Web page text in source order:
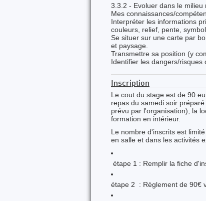
3.3.2 - Evoluer dans le milieu
Mes connaissances/
Interpréter les informations
couleurs, relief, pente,
Se situer sur une carte par
et paysage.
Transmettre sa position (y
Identifier les dangers/risques
Inscription
Le cout du stage est de 90
repas du samedi soir
prévu par l'organisation), la
formation en intérieur.
Le nombre d'inscrits est
en salle et dans les activités
étape 1 : Remplir la fiche
étape 2 : Règlement de 90€